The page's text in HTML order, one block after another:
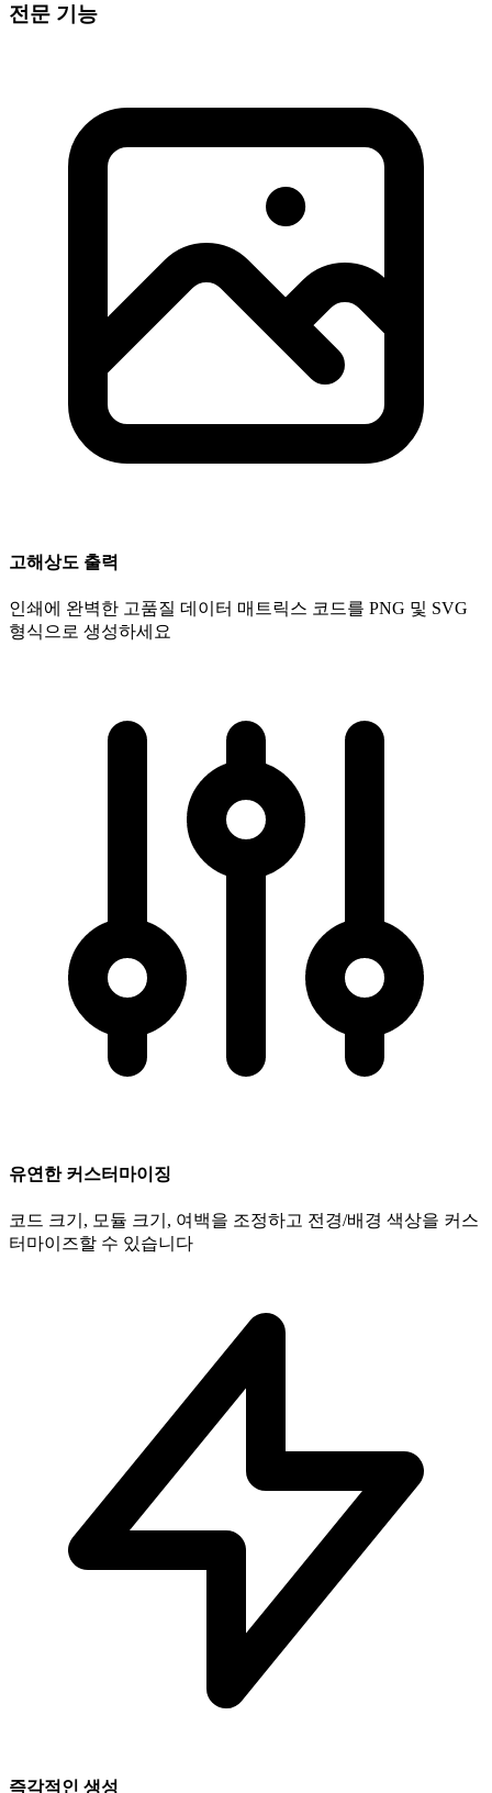
전문 기능
고해상도 출력
인쇄에 완벽한 고품질 데이터 매트릭스 코드를 PNG 및 SVG
형식으로 생성하세요
유연한 커스터마이징
코드 크기, 모듈 크기, 여백을 조정하고 전경/배경 색상을 커스
터마이즈할 수 있습니다
즉각적인 생성